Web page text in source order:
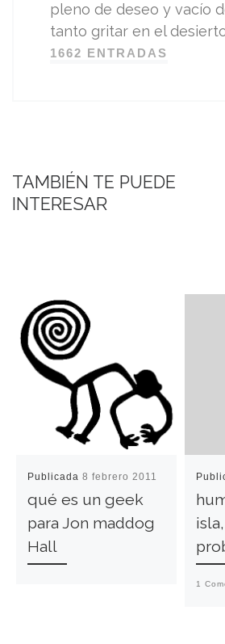
pleno de deseo y vacío
tanto gritar en el
1662 ENTRADAS
TAMBIÉN TE PUEDE
INTERESAR
Publicada8 febrero 2011
qué es un geek
para Jon maddog
Hall
1